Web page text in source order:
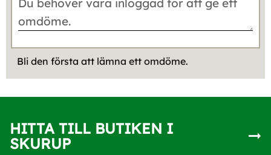
Bli den första att lämna ett omdöme.
HITTA TILL BUTIKEN I
SKURUP